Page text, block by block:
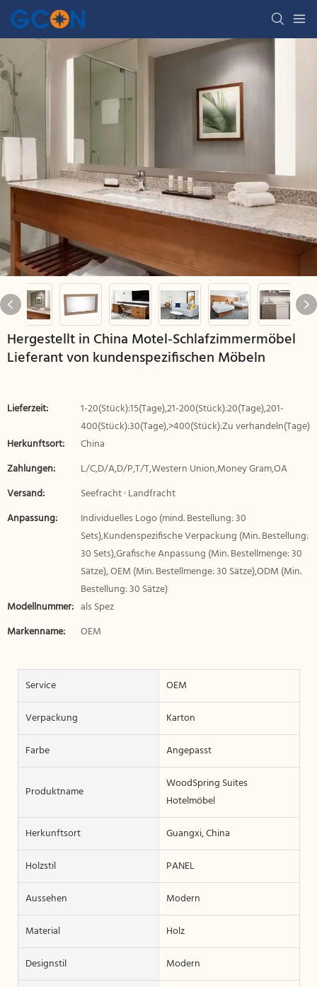
Hergestellt in China Motel-Schlafzimmermöbel
Lieferant von kundenspezifischen Möbeln
Lieferzeit:
1-20(Stück):15(Tage),21-200(Stück):20(Tage),201-
400(Stück):30(Tage),>400(Stück):Zu verhandeln(Tage)
Herkunftsort:
China
Zahlungen:
L/C,D/A,D/P,T/T,Western Union,Money Gram,OA
Versand:
Seefracht · Landfracht
Anpassung:
Individuelles Logo (mind. Bestellung: 30
Sets),Kundenspezifische Verpackung (Min. Bestellung:
30 Sets),Grafische Anpassung (Min. Bestellmenge: 30
Sätze), OEM (Min. Bestellmenge: 30 Sätze),ODM (Min.
Bestellung: 30 Sätze)
Modellnummer: als Spez
Markenname:
OEM
Service
OEM
Verpackung
Karton
Farbe
Angepasst
Produktname
WoodSpring Suites
Hotelmöbel
Herkunftsort
Guangxi, China
Holzstil
PANEL
Aussehen
Modern
Material
Holz
Designstil
Modern